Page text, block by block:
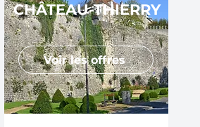
CHÂTEAU-THIERRY
Voir les offres